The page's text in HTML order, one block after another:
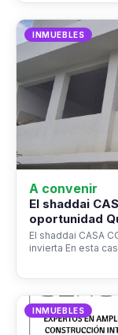
INMUEBLES
A convenir
El shaddai
oportunidad
El shaddai CASA
invierta En esta
INMUEBLES